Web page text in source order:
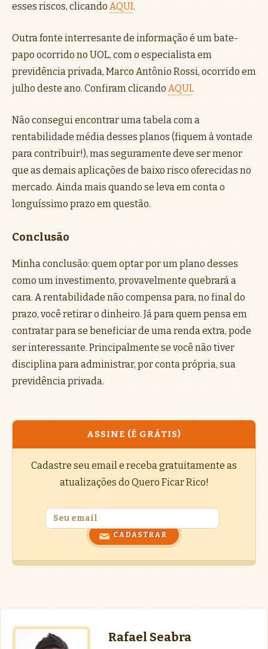
esses riscos, clicando AQUI.
Outra fonte interresante de informação é um bate-
papo ocorrido no UOL, com o especialista em
previdência privada, Marco Antônio Rossi, ocorrido em
julho deste ano. Confiram clicando AQUI.
Não consegui encontrar uma tabela com a
rentabilidade média desses planos (fiquem à vontade
para contribuir!), mas seguramente deve ser menor
que as demais aplicações de baixo risco oferecidas no
mercado. Ainda mais quando se leva em conta o
longuíssimo prazo em questão.
Conclusão
Minha conclusão: quem optar por um plano desses
como um investimento, provavelmente quebrará a
cara. A rentabilidade não compensa para, no final do
prazo, você retirar o dinheiro. Já para quem pensa em
contratar para se beneficiar de uma renda extra, pode
ser interessante. Principalmente se você não tiver
disciplina para administrar, por conta própria, sua
previdência privada.
ASSINE (É GRÁTIS)
Cadastre seu email e receba gratuitamente as
atualizações do Quero Ficar Rico!
Rafael Seabra